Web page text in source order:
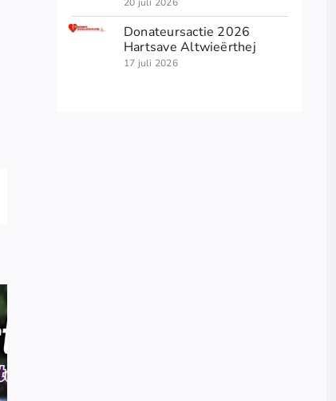
Donateursactie 2026
Hartsave Altwieërthej
17 juli 2026